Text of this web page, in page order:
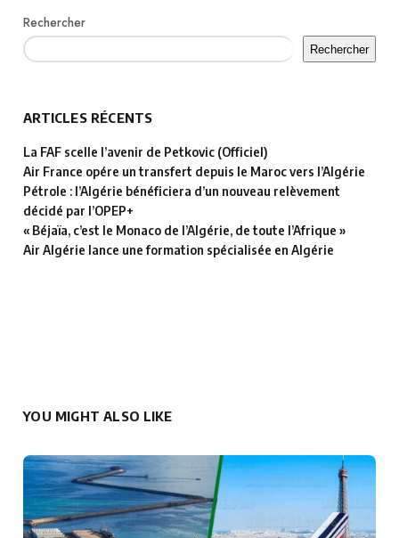
Rechercher
Rechercher
ARTICLES RÉCENTS
La FAF scelle l’avenir de Petkovic (Officiel)
Air France opére un transfert depuis le Maroc vers l’Algérie
Pétrole : l’Algérie bénéficiera d’un nouveau relèvement
décidé par l’OPEP+
« Béjaïa, c’est le Monaco de l’Algérie, de toute l’Afrique »
Air Algérie lance une formation spécialisée en Algérie
YOU MIGHT ALSO LIKE